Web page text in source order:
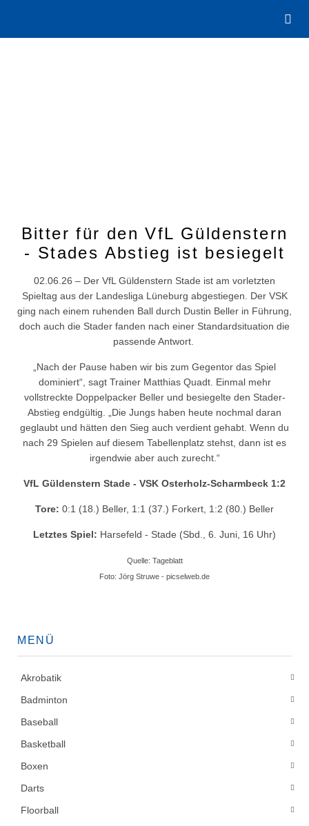
Bitter für den VfL Güldenstern
- Stades Abstieg ist besiegelt
02.06.26 – Der VfL Güldenstern Stade ist am vorletzten
Spieltag aus der Landesliga Lüneburg abgestiegen. Der VSK
ging nach einem ruhenden Ball durch Dustin Beller in Führung,
doch auch die Stader fanden nach einer Standardsituation die
passende Antwort.
„Nach der Pause haben wir bis zum Gegentor das Spiel
dominiert“, sagt Trainer Matthias Quadt. Einmal mehr
vollstreckte Doppelpacker Beller und besiegelte den Stader-
Abstieg endgültig. „Die Jungs haben heute nochmal daran
geglaubt und hätten den Sieg auch verdient gehabt. Wenn du
nach 29 Spielen auf diesem Tabellenplatz stehst, dann ist es
irgendwie aber auch zurecht.“
VfL Güldenstern Stade - VSK Osterholz-Scharmbeck 1:2
Tore: 0:1 (18.) Beller, 1:1 (37.) Forkert, 1:2 (80.) Beller
Letztes Spiel: Harsefeld - Stade (Sbd., 6. Juni, 16 Uhr)
Quelle: Tageblatt
Foto: Jörg Struwe - picselweb.de
MENÜ
Akrobatik
Badminton
Baseball
Basketball
Boxen
Darts
Floorball